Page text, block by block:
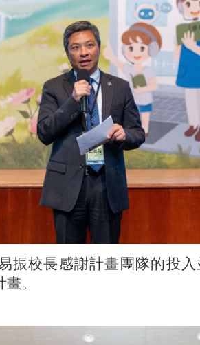
振校長感謝計畫團隊的投
。